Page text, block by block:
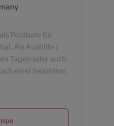
Postbote für
Als Aushilfe /
Tagen oder auch
einer bezahlten